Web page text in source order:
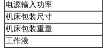
电源输入功率
机床包装尺寸
机床包装重量
工作液